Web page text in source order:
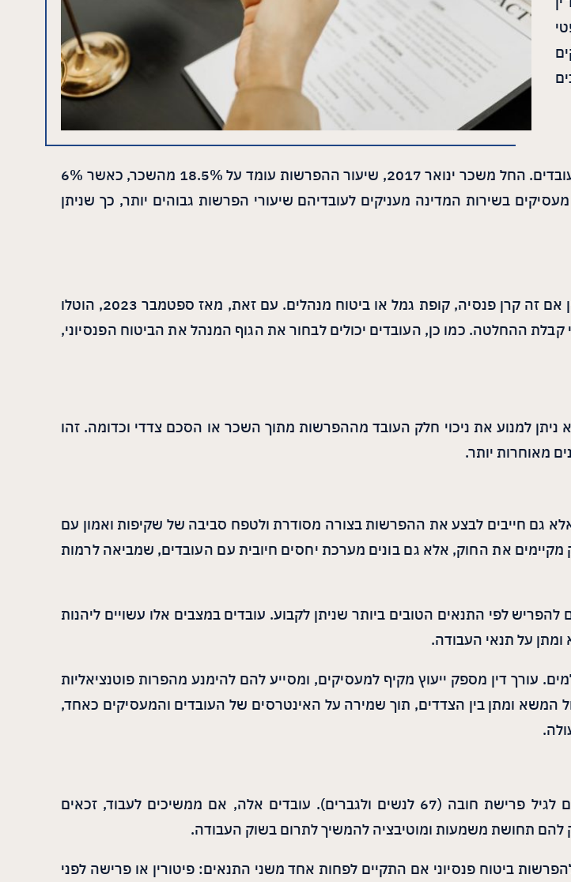
על פי החוק, המעסיקים מחויבים להפריש סכומים פנסיוניים מתוך שכר העובדים. החל משכר ינואר 2017, שיעור ההפרשות עומד על 18.5% מהשכר, כאשר 6%
המעסיק. יש לציין כי מעסיקים בשירות המדינה מעניקים לעובדיהם שיעורי הפרשות גבוהים יותר, כך שניתן
עובדים זכאים לבחור את סוג הביטוח בו הם מעוניינים להיות מבוטחים, בין אם זה קרן פנסיה, קופת גמל או ביטוח מנהלים. עם זאת, מאז ספטמבר 2023, הוטלו
ההחלטה. כמו כן, העובדים יכולים לבחור את הגוף המנהל את הביטוח הפנסיוני,
ניתן למנוע את ניכוי חלק העובד מההפרשות מתוך השכר או הסכם צדדי וכדומה. זהו
מאוחרות יותר.
גם חייבים לבצע את ההפרשות בצורה מסודרת ולטפח סביבה של שקיפות ואמון עם
את החוק, אלא גם בונים מערכת יחסים חיובית עם העובדים, שמביאה לרמות
לפי התנאים הטובים ביותר שניתן לקבוע. עובדים במצבים אלו עשויים ליהנות
ומתן על תנאי העבודה.
עורך דין מספק ייעוץ מקיף למעסיקים, ומסייע להם להימנע מהפרות פוטנציאליות
המשא ומתן בין הצדדים, תוך שמירה על האינטרסים של העובדים והמעסיקים כאחד,
אחד ההיבטים החשובים בחוק הפנסיוני הוא ההגנה על עובדים המגיעים לגיל פרישת חובה (67 לנשים ולגברים). עובדים אלה, אם ממשיכים לעבוד, זכאים
להם תחושת משמעות ומוטיבציה להמשיך לתרום בשוק העבודה.
ביטוח פנסיוני אם התקיים לפחות אחד משני התנאים: פיטורין או פרישה לפני